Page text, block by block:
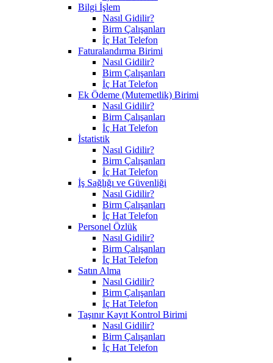
Bilgi İşlem
Nasıl Gidilir?
Birm Çalışanları
İç Hat Telefon
Faturalandırma Birimi
Nasıl Gidilir?
Birm Çalışanları
İç Hat Telefon
Ek Ödeme (Mutemetlik) Birimi
Nasıl Gidilir?
Birm Çalışanları
İç Hat Telefon
İstatistik
Nasıl Gidilir?
Birm Çalışanları
İç Hat Telefon
İş Sağlığı ve Güvenliği
Nasıl Gidilir?
Birm Çalışanları
İç Hat Telefon
Personel Özlük
Nasıl Gidilir?
Birm Çalışanları
İç Hat Telefon
Satın Alma
Nasıl Gidilir?
Birm Çalışanları
İç Hat Telefon
Taşınır Kayıt Kontrol Birimi
Nasıl Gidilir?
Birm Çalışanları
İç Hat Telefon